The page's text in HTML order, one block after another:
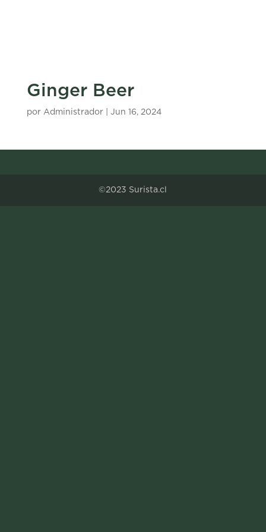
Ginger Beer
por Administrador| Jun 16, 2024
©2023 Surista.cl